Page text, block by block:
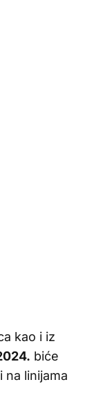
kao i iz
biće
na linijama